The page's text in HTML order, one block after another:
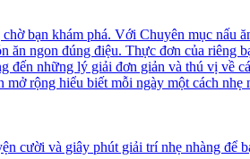
bạn khám phá. Với Chuyên mục
ăn ngon đúng điệu. Thực đơn của riêng
đến những lý giải đơn giản và thú vị về
rộng hiểu biết mỗi ngày một cách nhẹ
cười và giây phút giải trí nhẹ nhàng